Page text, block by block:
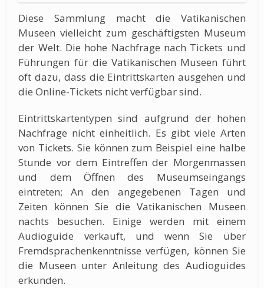
Diese Sammlung macht die Vatikanischen
Museen vielleicht zum geschäftigsten Museum
der Welt. Die hohe Nachfrage nach Tickets und
Führungen für die Vatikanischen Museen führt
oft dazu, dass die Eintrittskarten ausgehen und
die Online-Tickets nicht verfügbar sind.
Eintrittskartentypen sind aufgrund der hohen
Nachfrage nicht einheitlich. Es gibt viele Arten
von Tickets. Sie können zum Beispiel eine halbe
Stunde vor dem Eintreffen der Morgenmassen
und dem Öffnen des Museumseingangs
eintreten; An den angegebenen Tagen und
Zeiten können Sie die Vatikanischen Museen
nachts besuchen. Einige werden mit einem
Audioguide verkauft, und wenn Sie über
Fremdsprachenkenntnisse verfügen, können Sie
die Museen unter Anleitung des Audioguides
erkunden.